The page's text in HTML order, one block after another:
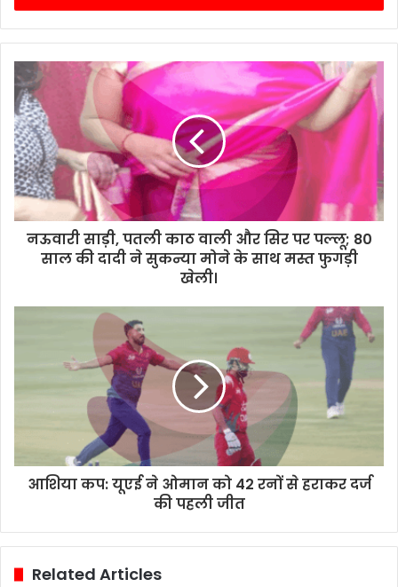
नऊवारी साड़ी, पतली काठ वाली और सिर पर पल्लू; 80
साल की दादी ने सुकन्या मोने के साथ मस्त फुगड़ी
खेली।
आशिया कप: यूएई ने ओमान को 42 रनों से हराकर दर्ज
की पहली जीत
Related Articles